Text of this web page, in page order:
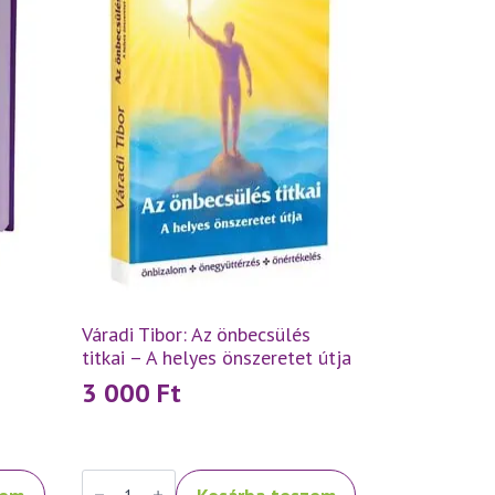
Váradi Tibor: Az önbecsülés
titkai – A helyes önszeretet útja
3 000 Ft
Váradi